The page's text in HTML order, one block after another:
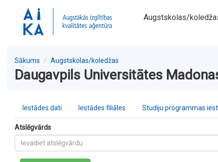
Augstskolas/
Sākums Augstskolas/koledžas
Daugavpils Universitātes
Iestādes dati Iestādes filiāles Studiju programmas
Atslēgvārds